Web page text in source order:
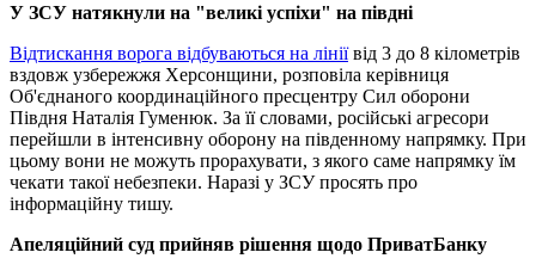
У ЗСУ натякнули на "великі успіхи" на півдні
Відтискання ворога відбуваються на лініївід 3 до 8 кілометрів
вздовж узбережжя Херсонщини, розповіла керівниця
Об'єднаного координаційного пресцентру Сил оборони
Півдня Наталія Гуменюк. За її словами, російські агресори
перейшли в інтенсивну оборону на південному напрямку. При
цьому вони не можуть прорахувати, з якого саме напрямку їм
чекати такої небезпеки. Наразі у ЗСУ просять про
інформаційну тишу.
Апеляційний суд прийняв рішення щодо ПриватБанку